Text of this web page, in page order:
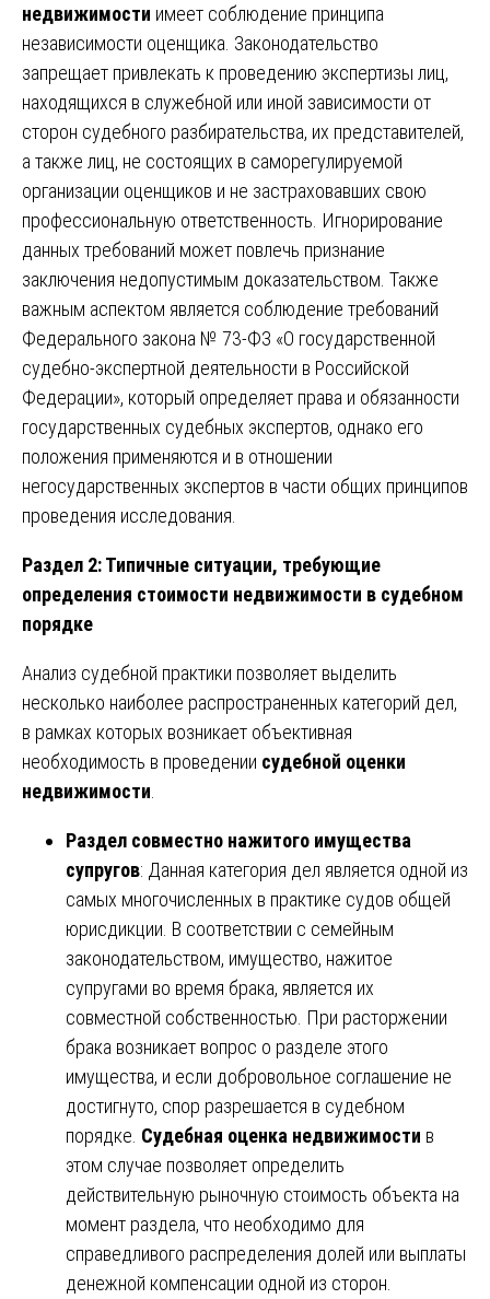
недвижимости имеет соблюдение принципа
независимости оценщика. Законодательство
запрещает привлекать к проведению экспертизы лиц,
находящихся в служебной или иной зависимости от
сторон судебного разбирательства, их представителей,
а также лиц, не состоящих в саморегулируемой
организации оценщиков и не застраховавших свою
профессиональную ответственность. Игнорирование
данных требований может повлечь признание
заключения недопустимым доказательством. Также
важным аспектом является соблюдение требований
Федерального закона № 73-ФЗ «О государственной
судебно-экспертной деятельности в Российской
Федерации», который определяет права и обязанности
государственных судебных экспертов, однако его
положения применяются и в отношении
негосударственных экспертов в части общих принципов
проведения исследования.
Раздел 2: Типичные ситуации, требующие
определения стоимости недвижимости в судебном
порядке
Анализ судебной практики позволяет выделить
несколько наиболее распространенных категорий дел,
в рамках которых возникает объективная
необходимость в проведении судебной оценки
недвижимости
Раздел совместно нажитого имущества
супругов: Данная категория дел является одной из
самых многочисленных в практике судов общей
юрисдикции. В соответствии с семейным
законодательством, имущество, нажитое
супругами во время брака, является их
совместной собственностью. При расторжении
брака возникает вопрос о разделе этого
имущества, и если добровольное соглашение не
достигнуто, спор разрешается в судебном
порядке. Судебная оценка недвижимости в
этом случае позволяет определить
действительную рыночную стоимость объекта на
момент раздела, что необходимо для
справедливого распределения долей или выплаты
денежной компенсации одной из сторон.